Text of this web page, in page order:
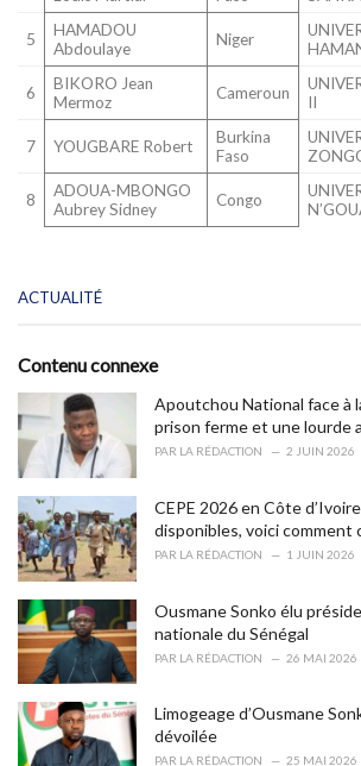
5
HAMADOU
Abdoulaye
Niger
6
BIKORO Jean
Mermoz
Cameroun
II
7 YOUGBARE Robert
Burkina
Faso
8
ADOUA-MBONGO
Aubrey Sidney
Congo
C
e
r
e
:
ACTUALITÉ
Contenu connexe
Apoutchou National face à
prison ferme et une lourde
PAR LA RÉDACTION 2 JUIN 2026
CEPE 2026 en Côte
disponibles, voici comment
PAR LA RÉDACTION 1 JUIN 2026
Ousmane Sonko élu
nationale du Sénégal
PAR LA RÉDACTION 26 MAI 2026
Limogeage d’Ousmane
dévoilée
PAR LA RÉDACTION 25 MAI 2026